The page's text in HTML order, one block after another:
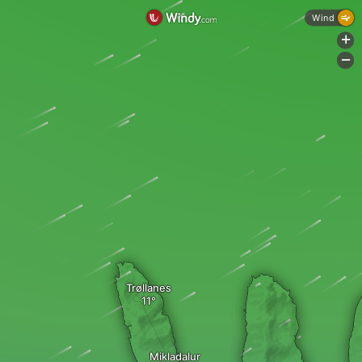
Trøllanes
Mikladalur
Wind
+
-